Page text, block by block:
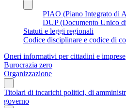
PIAO (Piano Integrato di
DUP (Documento Unico
Statuti e leggi regionali
Codice disciplinare e codice di
Oneri informativi per cittadini e imprese
Burocrazia zero
Organizzazione
Titolari di incarichi politici, di
governo